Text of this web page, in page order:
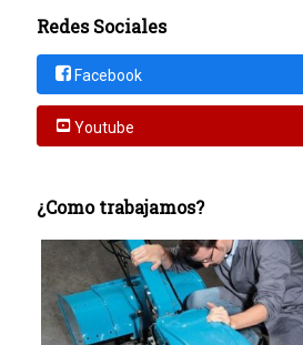
Redes Sociales
Facebook
Youtube
¿Como trabajamos?